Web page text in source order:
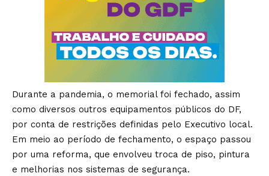
Durante a pandemia, o memorial foi fechado, assim
como diversos outros equipamentos públicos do DF,
por conta de restrições definidas pelo Executivo local.
Em meio ao período de fechamento, o espaço passou
por uma reforma, que envolveu troca de piso, pintura
e melhorias nos sistemas de segurança.